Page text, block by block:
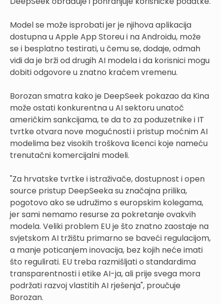
Model se može isprobati jer je njihova aplikacija
dostupna u Apple App Storeu i na Androidu, može
se i besplatno testirati, u čemu se, dodaje, odmah
vidi da je brži od drugih AI modela i da korisnici mogu
dobiti odgovore u znatno kraćem vremenu.
Borozan smatra kako je DeepSeek pokazao da Kina
može ostati konkurentna u AI sektoru unatoč
američkim sankcijama, te da to za poduzetnike i IT
tvrtke otvara nove mogućnosti i pristup moćnim AI
modelima bez visokih troškova licenci koje nameću
trenutačni komercijalni modeli.
"Za hrvatske tvrtke i istraživače, dostupnost i open
source pristup DeepSeeka su značajna prilika,
pogotovo ako se udružimo s europskim kolegama,
jer sami nemamo resurse za pokretanje ovakvih
modela. Veliki problem EU je što znatno zaostaje na
svjetskom AI tržištu primarno se baveći regulacijom,
a manje poticanjem inovacija, bez kojih neće imati
što regulirati. EU treba razmišljati o standardima
transparentnosti i etike AI-ja, ali prije svega mora
podržati razvoj vlastitih AI rješenja", proučuje
Borozan.